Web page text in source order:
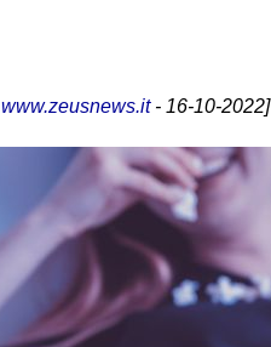
www.zeusnews.it- 16-10-2022]